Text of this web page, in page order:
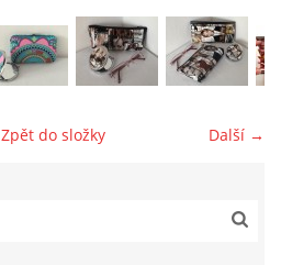
Další →
Zpět do složky